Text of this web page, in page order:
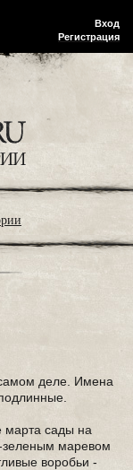
Вход
Регистрация
деле. Имена
марта сады на
зеленым маревом
воробьи -